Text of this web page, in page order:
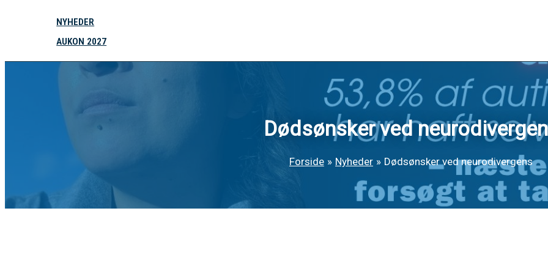
NYHEDER
AUKON 2027
Dødsønsker ved
Forside Nyheder Dødsønsker ved neurodivergens